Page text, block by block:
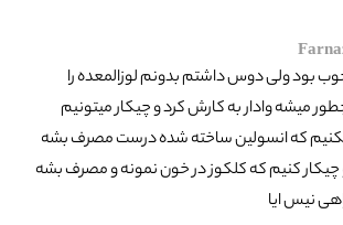
بود ولی دوس داشتم بدونم لوزالمعده را
میشه وادار به کارش کرد و چیکار میتونیم
که انسولین ساخته شده درست مصرف بشه
چیکار کنیم که کلکوز در خون نمونه و مصرف بشه
نیس ایا